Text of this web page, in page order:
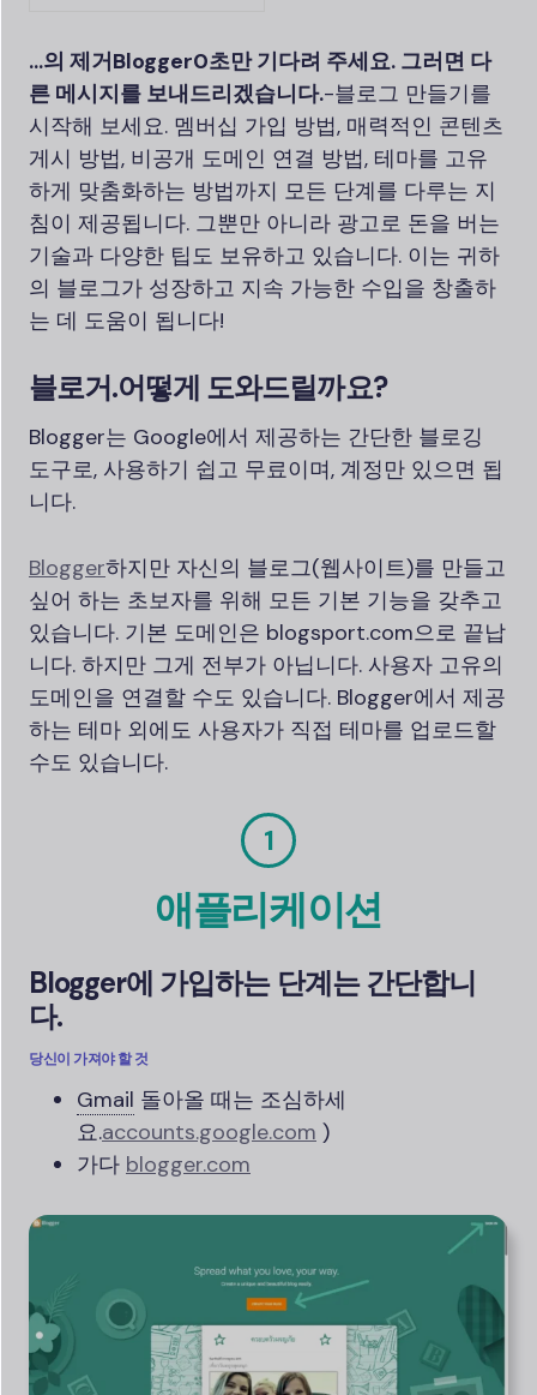
...의 제거Blogger0초만 기다려 주세요. 그러면 다
른 메시지를 보내드리겠습니다.-블로그 만들기를
시작해 보세요. 멤버십 가입 방법, 매력적인 콘텐츠
게시 방법, 비공개 도메인 연결 방법, 테마를 고유
하게 맞춤화하는 방법까지 모든 단계를 다루는 지
침이 제공됩니다. 그뿐만 아니라 광고로 돈을 버는
기술과 다양한 팁도 보유하고 있습니다. 이는 귀하
의 블로그가 성장하고 지속 가능한 수입을 창출하
는 데 도움이 됩니다!
블로거.어떻게 도와드릴까요?
Blogger는 Google에서 제공하는 간단한 블로깅
도구로, 사용하기 쉽고 무료이며, 계정만 있으면 됩
니다.
Blogger하지만 자신의 블로그(웹사이트)를 만들고
싶어 하는 초보자를 위해 모든 기본 기능을 갖추고
있습니다. 기본 도메인은 blogsport.com으로 끝납
니다. 하지만 그게 전부가 아닙니다. 사용자 고유의
도메인을 연결할 수도 있습니다. Blogger에서 제공
하는 테마 외에도 사용자가 직접 테마를 업로드할
수도 있습니다.
1
애플리케이션
Blogger에 가입하는 단계는 간단합니
다.
당신이 가져야 할 것
Gmail 돌아올 때는 조심하세
요.accounts.google.com )
가다 blogger.com